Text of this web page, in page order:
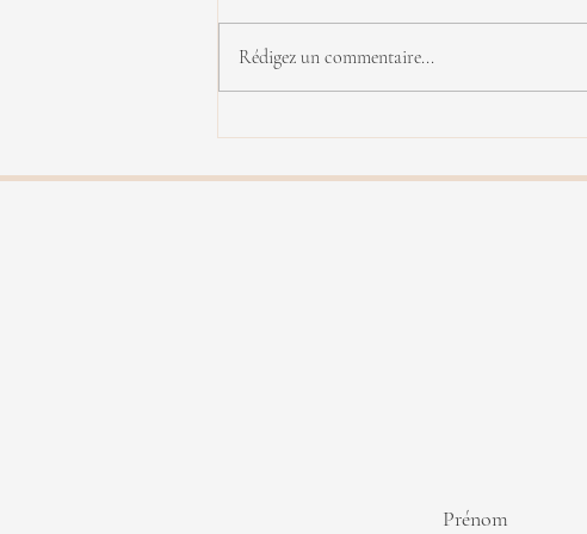
Yannick Rieu en concert
Rédigez un commentaire...
Prénom